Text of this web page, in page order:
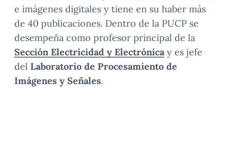
e imágenes digitales y tiene en su haber más
de 40 publicaciones. Dentro de la PUCP se
desempeña como profesor principal de la
Sección Electricidad y Electrónicay es jefe
del Laboratorio de Procesamiento de
Imágenes y Señales.